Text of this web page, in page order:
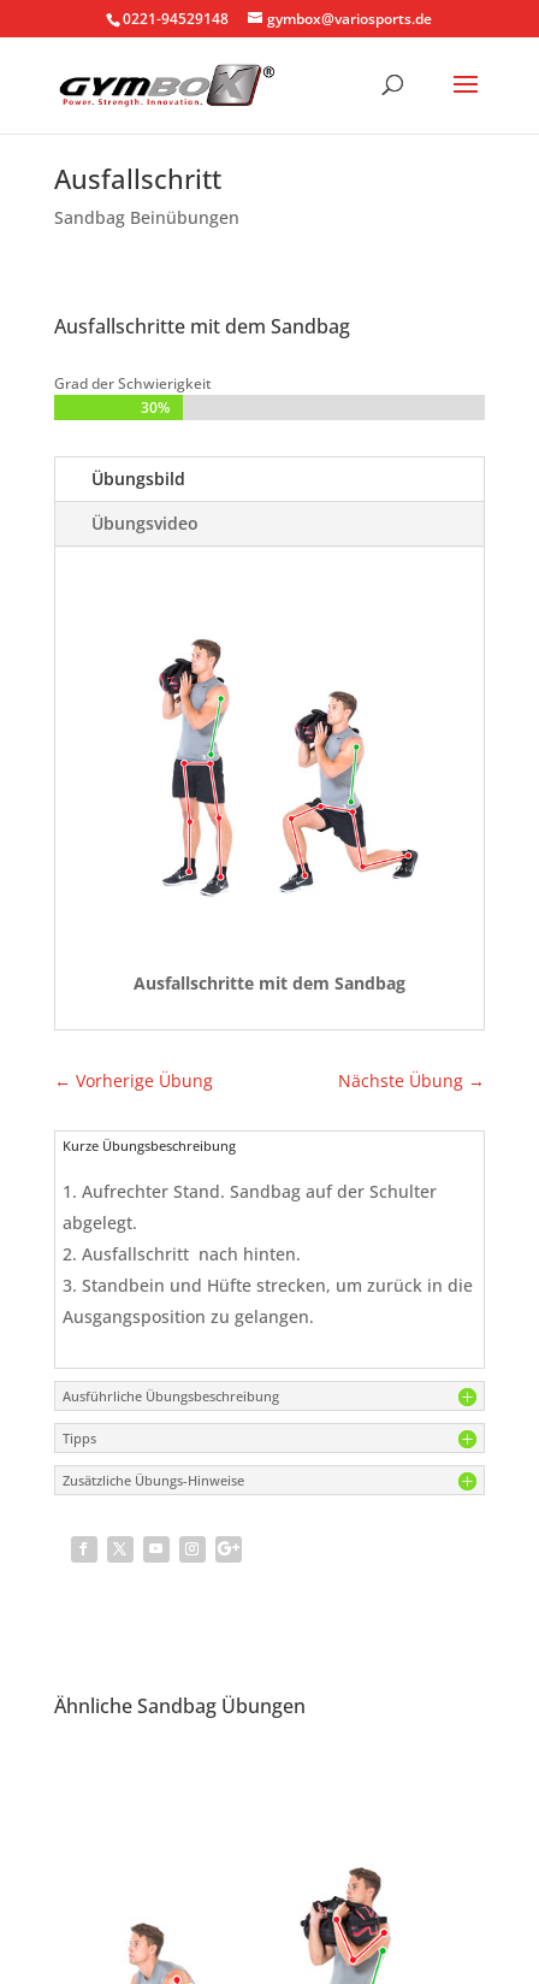
0221-94529148 gymbox@variosports.de
Ausfallschritt
Sandbag Beinübungen
Ausfallschritte mit dem Sandbag
Grad der Schwierigkeit
30%
30%
Übungsbild
Übungsvideo
Ausfallschritte mit dem Sandbag
← Vorherige Übung Nächste Übung →
Kurze Übungsbeschreibung
Aufrechter Stand. Sandbag auf der Schulter
abgelegt.
Ausfallschritt nach hinten.
Standbein und Hüfte strecken, um zurück in die
Ausgangsposition zu gelangen.
Ausführliche Übungsbeschreibung
Tipps
Zusätzliche Übungs-Hinweise
Ähnliche Sandbag Übungen